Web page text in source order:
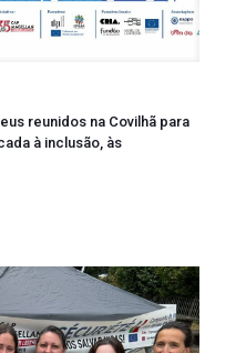
reunidos na Covilhã para
à inclusão, às